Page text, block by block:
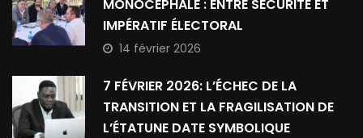
MONOCÉPHALE : ENTRE SÉCURITÉ ET
IMPÉRATIF ÉLECTORAL
14 février 2026
7 FÉVRIER 2026: L’ÉCHEC DE LA
TRANSITION ET LA FRAGILISATION DE
L’ÉTATUNE DATE SYMBOLIQUE